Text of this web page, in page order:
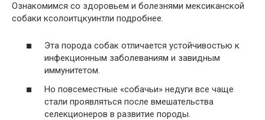
Ознакомимся со здоровьем и болезнями мексиканской
собаки ксолоитцкуинтли подробнее.
Эта порода собак отличается устойчивостью к
инфекционным заболеваниям и завидным
иммунитетом.
Но повсеместные «собачьи» недуги все чаще
стали проявляться после вмешательства
селекционеров в развитие породы.